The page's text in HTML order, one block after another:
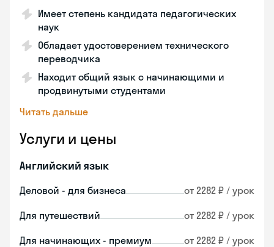
Имеет степень кандидата педагогических
наук
Обладает удостоверением технического
переводчика
Находит общий язык с начинающими и
продвинутыми студентами
Читать дальше
Услуги и цены
Английский язык
Деловой - для бизнеса от 2282 ₽ / урок
Для путешествий от 2282 ₽ / урок
Для начинающих - премиум от 2282 ₽ / урок